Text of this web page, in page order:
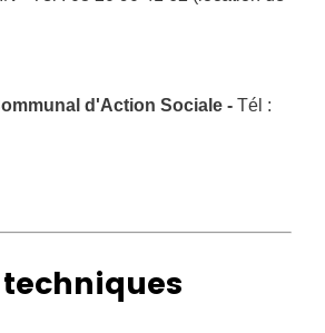
d'Action Sociale - Tél :